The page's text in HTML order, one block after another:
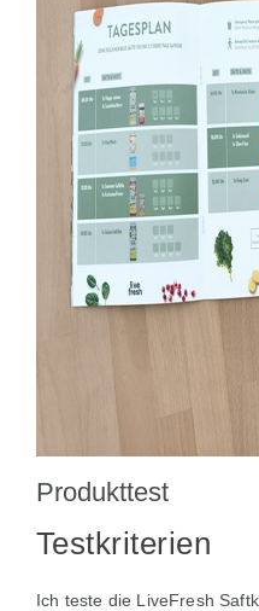
Produkttest
Testkriterien
Ich teste die LiveFresh